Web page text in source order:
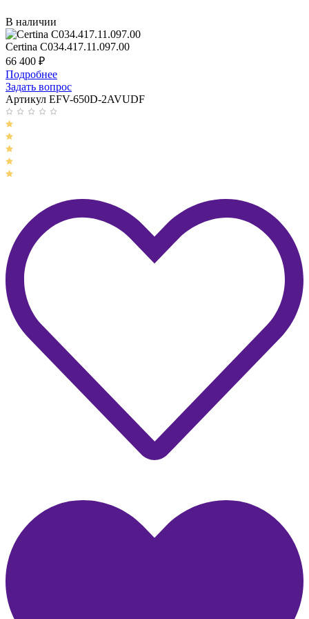
В наличии
Certina C034.417.11.097.00
66 400 ₽
Подробнее
Задать вопрос
Артикул EFV-650D-2AVUDF